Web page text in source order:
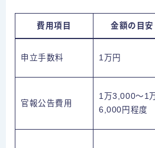
費用項目 金額の目安
申立手数料 1万円
官報公告費用
1万3,000～1
6,000円程度